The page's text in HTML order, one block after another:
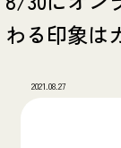
わる印象は
2021.08.27